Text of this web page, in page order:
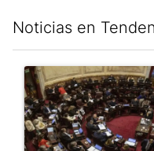
Noticias en
Un artículo de